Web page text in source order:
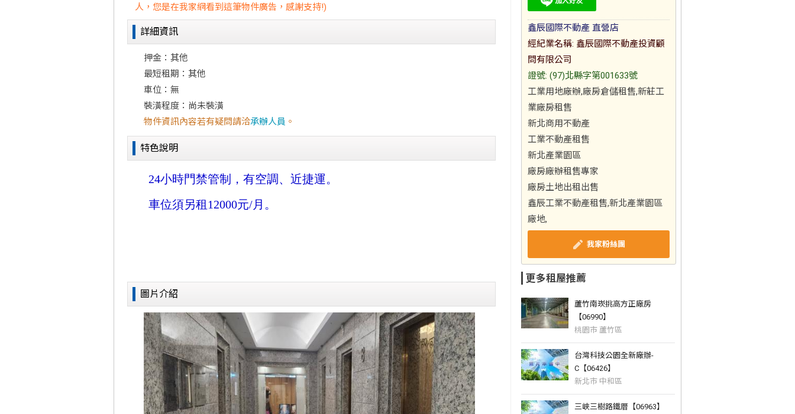
人，您是在我家網看到這筆物件廣告，感謝支持!)
詳細資訊
押金：其他
最短租期：其他
車位：無
裝潢程度：尚未裝潢
物件資訊內容若有疑問請洽承辦人員 。
特色說明
圖片介紹
鑫辰國際不動產 直營店
經紀業名稱: 鑫辰國際不動產投資顧
問有限公司
證號: (97)北縣字第001633號
工業用地廠辦,廠房倉儲租售,新莊工
業廠房租售
新北商用不動產
工業不動產租售
新北產業園區
廠房廠辦租售專家
廠房土地出租出售
鑫辰工業不動產租售,新北產業園區
廠地,
我家粉絲團
更多租屋推薦
蘆竹南崁挑高方正廠房
【06990】
桃園市 蘆竹區
台灣科技公園全新廠辦-
C【06426】
新北市 中和區
三峽三樹路鐵厝【06963】